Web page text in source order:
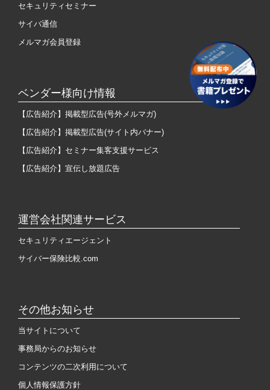
セキュリティセミナー
サイバ通信
メルマガ会員登録
ベンダー様向け情報
【広告紹介】掲載型広告(号外メルマガ)
【広告紹介】掲載型広告(サイト内バナー)
【広告紹介】セミナー集客支援サービス
【広告紹介】宣伝し放題広告
運営会社関連サービス
セキュリティエージェント
サイバー保険比較.com
その他お知らせ
当サイトについて
事務局からのお知らせ
コンテンツの二次利用について
個人情報保護方針